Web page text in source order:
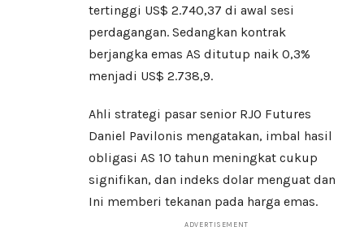
tertinggi US$ 2.740,37 di awal sesi
perdagangan. Sedangkan kontrak
berjangka emas AS ditutup naik 0,3%
menjadi US$ 2.738,9.
Ahli strategi pasar senior RJO Futures
Daniel Pavilonis mengatakan, imbal hasil
obligasi AS 10 tahun meningkat cukup
signifikan, dan indeks dolar menguat dan
Ini memberi tekanan pada harga emas.
ADVERTISEMENT